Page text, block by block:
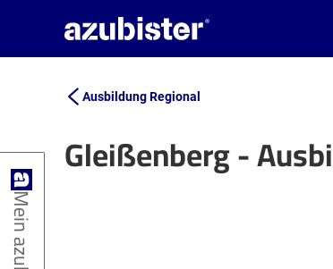
Ausbildung Regional
Gleißenberg -